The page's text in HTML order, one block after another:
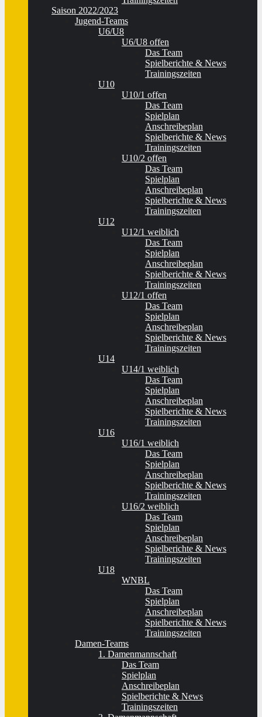
Saison 2022/2023
Jugend-Teams
U6/U8
U6/U8 offen
Das Team
Spielberichte & News
Trainingszeiten
U10
U10/1 offen
Das Team
Spielplan
Anschreibeplan
Spielberichte & News
Trainingszeiten
U10/2 offen
Das Team
Spielplan
Anschreibeplan
Spielberichte & News
Trainingszeiten
U12
U12/1 weiblich
Das Team
Spielplan
Anschreibeplan
Spielberichte & News
Trainingszeiten
U12/1 offen
Das Team
Spielplan
Anschreibeplan
Spielberichte & News
Trainingszeiten
U14
U14/1 weiblich
Das Team
Spielplan
Anschreibeplan
Spielberichte & News
Trainingszeiten
U16
U16/1 weiblich
Das Team
Spielplan
Anschreibeplan
Spielberichte & News
Trainingszeiten
U16/2 weiblich
Das Team
Spielplan
Anschreibeplan
Spielberichte & News
Trainingszeiten
U18
WNBL
Das Team
Spielplan
Anschreibeplan
Spielberichte & News
Trainingszeiten
Damen-Teams
1. Damenmannschaft
Das Team
Spielplan
Anschreibeplan
Spielberichte & News
Trainingszeiten